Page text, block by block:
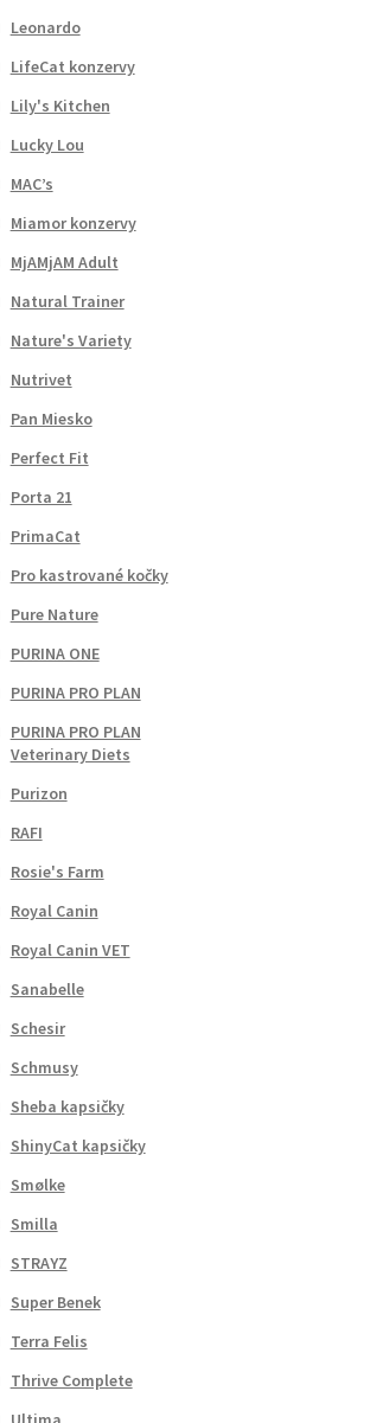
Leonardo
LifeCat konzervy
Lily's Kitchen
Lucky Lou
MAC’s
Miamor konzervy
MjAMjAM Adult
Natural Trainer
Nature's Variety
Nutrivet
Pan Miesko
Perfect Fit
Porta 21
PrimaCat
Pro kastrované kočky
Pure Nature
PURINA ONE
PURINA PRO PLAN
PURINA PRO PLAN
Veterinary Diets
Purizon
RAFI
Rosie's Farm
Royal Canin
Royal Canin VET
Sanabelle
Schesir
Schmusy
Sheba kapsičky
ShinyCat kapsičky
Smølke
Smilla
STRAYZ
Super Benek
Terra Felis
Thrive Complete